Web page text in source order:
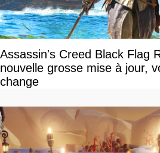
Assassin's Creed Black Flag
nouvelle grosse mise à jour,
change